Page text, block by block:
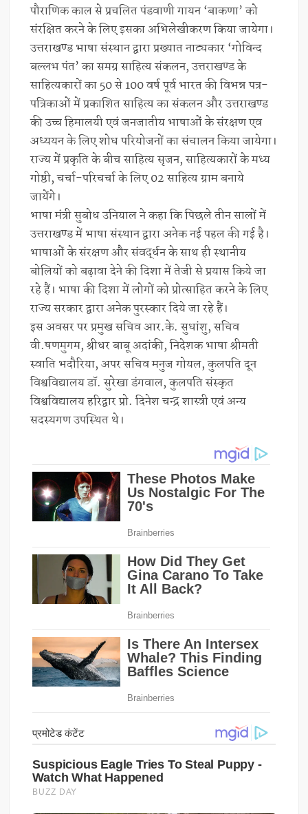
पौराणिक काल से प्रचलित पंडवाणी गायन ‘बाकणा’ को
संरक्षित करने के लिए इसका अभिलेखीकरण किया जायेगा।
उत्तराखण्ड भाषा संस्थान द्वारा प्रख्यात नाट्यकार ‘गोविन्द
बल्लभ पंत’ का समग्र साहित्य संकलन, उत्तराखण्ड के
साहित्यकारों का 50 से 100 वर्ष पूर्व भारत की विभन्न पत्र-
पत्रिकाओं में प्रकाशित साहित्य का संकलन और उत्तराखण्ड
की उच्च हिमालयी एवं जनजातीय भाषाओं के संरक्षण एव
अध्ययन के लिए शोध परियोजनों का संचालन किया जायेगा।
राज्य में प्रकृति के बीच साहित्य सृजन, साहित्यकारों के मध्य
गोष्ठी, चर्चा-परिचर्चा के लिए 02 साहित्य ग्राम बनाये
जायेंगे।
भाषा मंत्री सुबोध उनियाल ने कहा कि पिछले तीन सालों में
उत्तराखण्ड में भाषा संस्थान द्वारा अनेक नई पहल की गई है।
भाषाओं के संरक्षण और संवर्द्धन के साथ ही स्थानीय
बोलियों को बढ़ावा देने की दिशा में तेजी से प्रयास किये जा
रहे हैं। भाषा की दिशा में लोगों को प्रोत्साहित करने के लिए
राज्य सरकार द्वारा अनेक पुरस्कार दिये जा रहे हैं।
इस अवसर पर प्रमुख सचिव आर.के. सुधांशु, सचिव
वी.षणमुगम, श्रीधर बाबू अदांकी, निदेशक भाषा श्रीमती
स्वाति भदौरिया, अपर सचिव मनुज गोयल, कुलपति दून
विश्वविद्यालय डॉ. सुरेखा डंगवाल, कुलपति संस्कृत
विश्वविद्यालय हरिद्वार प्रो. दिनेश चन्द्र शास्त्री एवं अन्य
सदस्यगण उपस्थित थे।